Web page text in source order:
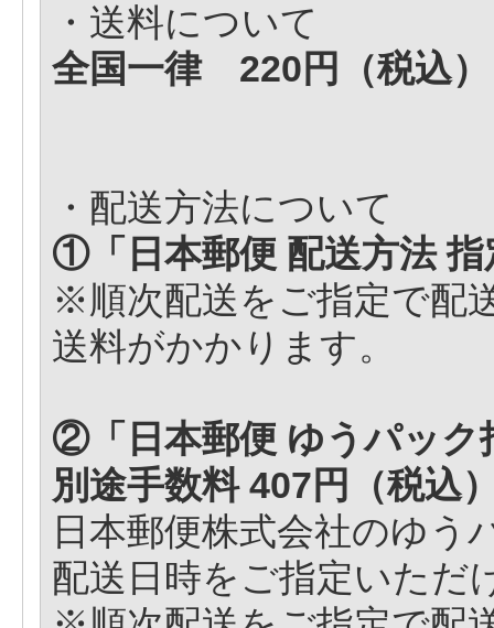
・送料について
全国一律
220円（税込）
・配送方法について
①「日本郵便 配送方法
※順次配送をご指定で配
送料がかかります。
②「日本郵便 ゆうパック
別途手数料 407円（税込
日本郵便株式会社のゆう
配送日時をご指定いただ